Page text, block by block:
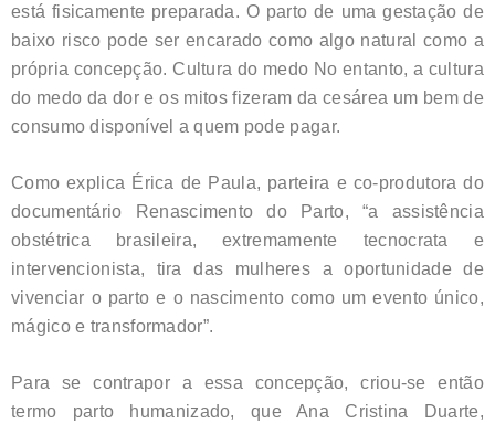
está fisicamente preparada. O parto de uma gestação de
baixo risco pode ser encarado como algo natural como a
própria concepção. Cultura do medo No entanto, a cultura
do medo da dor e os mitos fizeram da cesárea um bem de
consumo disponível a quem pode pagar.
Como explica Érica de Paula, parteira e co-produtora do
documentário Renascimento do Parto, “a assistência
obstétrica brasileira, extremamente tecnocrata e
intervencionista, tira das mulheres a oportunidade de
vivenciar o parto e o nascimento como um evento único,
mágico e transformador”.
Para se contrapor a essa concepção, criou-se então
termo parto humanizado, que Ana Cristina Duarte,